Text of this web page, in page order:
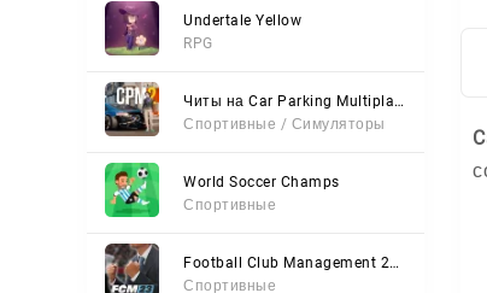
Undertale Yellow
RPG
Читы на Car Parking Multiplayer 2 (Все открыто, Мод-Меню)
Спортивные / Симуляторы
World Soccer Champs
Спортивные
Football Club Management 2023
Спортивные